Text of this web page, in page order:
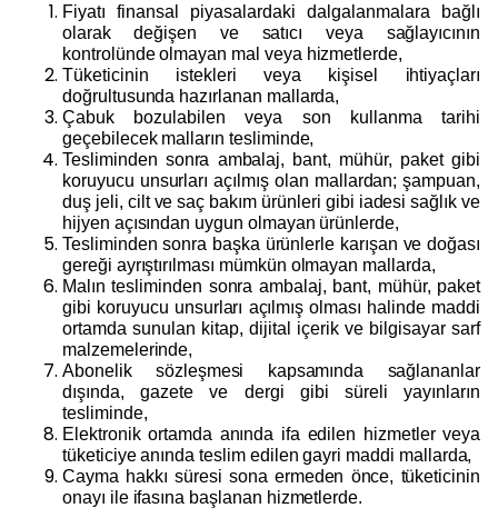
Fiyatı finansal piyasalardaki dalgalanmalara bağlı
olarak değişen ve satıcı veya sağlayıcının
kontrolünde olmayan mal veya hizmetlerde,
Tüketicinin istekleri veya kişisel ihtiyaçları
doğrultusunda hazırlanan mallarda,
Çabuk bozulabilen veya son kullanma tarihi
geçebilecek malların tesliminde,
Tesliminden sonra ambalaj, bant, mühür, paket gibi
koruyucu unsurları açılmış olan mallardan; şampuan,
duş jeli, cilt ve saç bakım ürünleri gibi iadesi sağlık ve
hijyen açısından uygun olmayan ürünlerde,
Tesliminden sonra başka ürünlerle karışan ve doğası
gereği ayrıştırılması mümkün olmayan mallarda,
Malın tesliminden sonra ambalaj, bant, mühür, paket
gibi koruyucu unsurları açılmış olması halinde maddi
ortamda sunulan kitap, dijital içerik ve bilgisayar sarf
malzemelerinde,
Abonelik sözleşmesi kapsamında sağlananlar
dışında, gazete ve dergi gibi süreli yayınların
tesliminde,
Elektronik ortamda anında ifa edilen hizmetler veya
tüketiciye anında teslim edilen gayri maddi mallarda,
Cayma hakkı süresi sona ermeden önce, tüketicinin
onayı ile ifasına başlanan hizmetlerde.